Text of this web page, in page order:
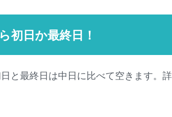
初日か最終日！
と最終日は中日に比べて空きます。